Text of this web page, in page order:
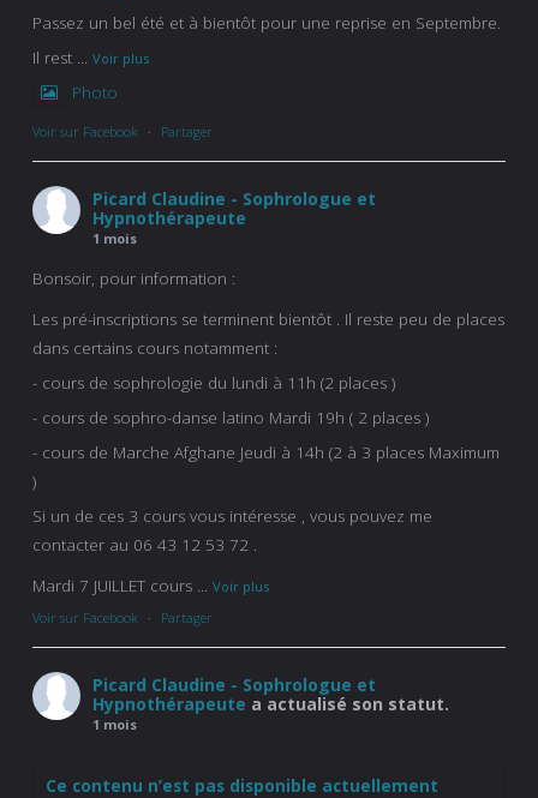
Passez un bel été et à bientôt pour une reprise en Septembre.
Il rest ... Voir plus
Photo
Voir sur Facebook · Partager
Picard Claudine - Sophrologue et
Hypnothérapeute
1 mois
Bonsoir, pour information :
Les pré-inscriptions se terminent bientôt . Il reste peu de places
dans certains cours notamment :
- cours de sophrologie du lundi à 11h (2 places )
- cours de sophro-danse latino Mardi 19h ( 2 places )
- cours de Marche Afghane Jeudi à 14h (2 à 3 places Maximum
)
Si un de ces 3 cours vous intéresse , vous pouvez me
contacter au 06 43 12 53 72 .
Mardi 7 JUILLET cours ... Voir plus
Voir sur Facebook
· Partager
Picard Claudine - Sophrologue et
Hypnothérapeute a actualisé son statut.
1 mois
Ce contenu n’est pas disponible actuellement